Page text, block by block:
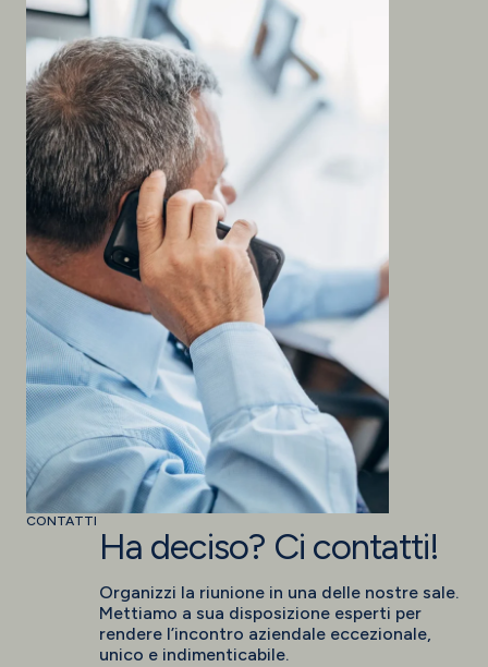
CONTATTI
Ha deciso? Ci contatti!
Organizzi la riunione in una delle nostre sale.
Mettiamo a sua disposizione esperti per
rendere l’incontro aziendale eccezionale,
unico e indimenticabile.